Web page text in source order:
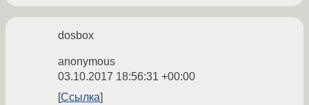
dosbox
anonymous
03.10.2017 18:56:31 +00:00
Ссылка